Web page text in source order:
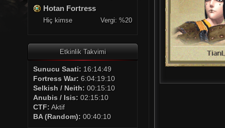
Hotan Fortress
Hiç kimse Vergi: %20
Etkinlik Takvimi
Sunucu Saati: 16:14:49
Fortress War: 6:04:19:10
Selkish / Neith: 00:15:10
Anubis / Isis: 02:15:10
CTF: Aktif
BA (Random): 00:40:10